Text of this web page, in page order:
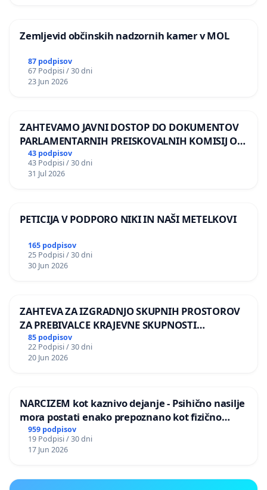
Zemljevid občinskih nadzornih kamer v MOL
87 podpisov
67 Podpisi / 30 dni
23 Jun 2026
ZAHTEVAMO JAVNI DOSTOP DO DOKUMENTOV
PARLAMENTARNIH PREISKOVALNIH KOMISIJ O
ILEGALNI TRGOVINI Z OROŽJEM
43 podpisov
43 Podpisi / 30 dni
31 Jul 2026
PETICIJA V PODPORO NIKI IN NAŠI METELKOVI
165 podpisov
25 Podpisi / 30 dni
30 Jun 2026
ZAHTEVA ZA IZGRADNJO SKUPNIH PROSTOROV
ZA PREBIVALCE KRAJEVNE SKUPNOSTI
PRESTRANEK
85 podpisov
22 Podpisi / 30 dni
20 Jun 2026
NARCIZEM kot kaznivo dejanje - Psihično nasilje
mora postati enako prepoznano kot fizično
nasilje
959 podpisov
19 Podpisi / 30 dni
17 Jun 2026